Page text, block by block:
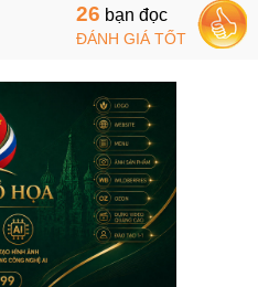
26 bạn đọc
ĐÁNH GIÁ TỐT